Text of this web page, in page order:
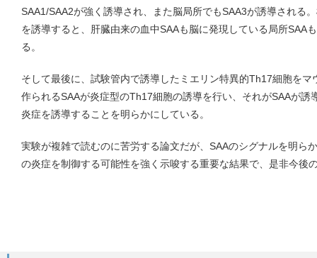
SAA1/SAA2が強く誘導され、また脳局所でもSAA3が誘導される
を誘導すると、肝臓由来の血中SAAも脳に発現している局所SAA
る。
そして最後に、試験管内で誘導したミエリン特異的Th17細胞を
作られるSAAが炎症型のTh17細胞の誘導を行い、それがSAAが誘
炎症を誘導することを明らかにしている。
実験が複雑で読むのに苦労する論文だが、SAAのシグナルを明ら
の炎症を制御する可能性を強く示唆する重要な結果で、是非今後